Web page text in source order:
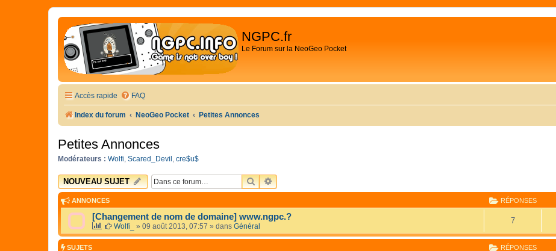
NGPC.fr
Le Forum sur la NeoGeo Pocket
Accès rapide FAQ
Index du forum NeoGeo Pocket Petites Annonces
Petites Annonces
Modérateurs : Wolfi, Scared_Devil , cre$u$
NOUVEAU SUJET RECHERCHER
RECHERCHE AVANCÉE
ANNONCES RÉPONSES
[Changement de nom de domaine] www.ngpc.?
Wolfi_ » 09 août 2013, 07:57 » dans Général
7
SUJETS RÉPONSES